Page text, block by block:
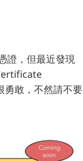
證，但最近發現
勇敢，不然請不要